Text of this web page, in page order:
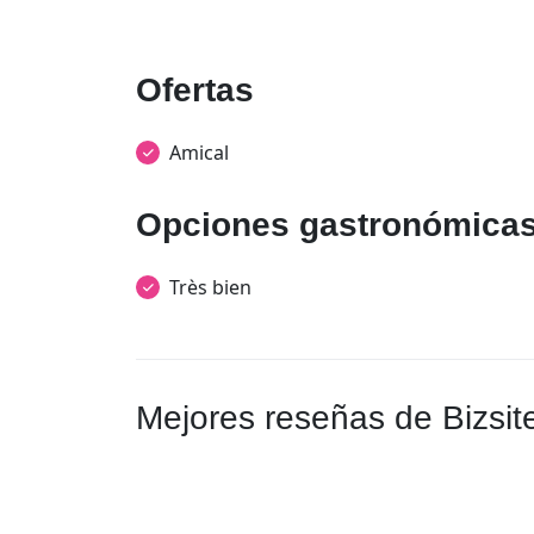
Ofertas
Amical
Opciones
Très bien
Mejores reseñas de